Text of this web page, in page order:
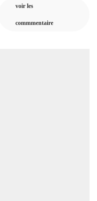
voir les
commmentaire